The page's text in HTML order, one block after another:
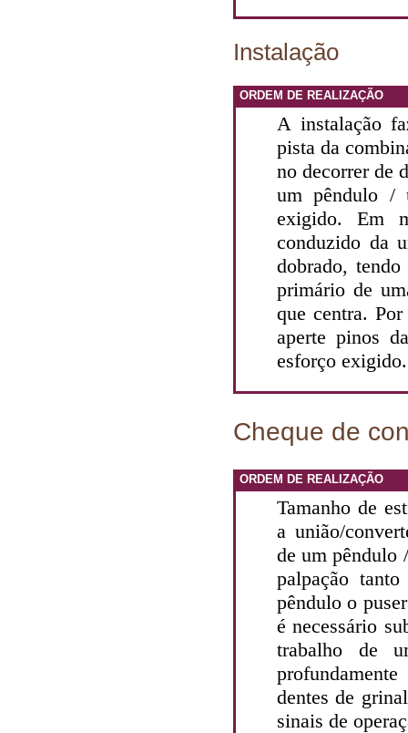
Instalação
ORDEM DE REALIZAÇÃO
A instalação
pista da
no decorrer de
um pêndulo /
exigido. Em
conduzido da
dobrado,
primário de
que centra.
aperte pinos
esforço exigido.
Cheque de
ORDEM DE REALIZAÇÃO
Tamanho de
a união/
de um pêndulo
palpação
pêndulo o
é necessário
trabalho de
dentes de
sinais de